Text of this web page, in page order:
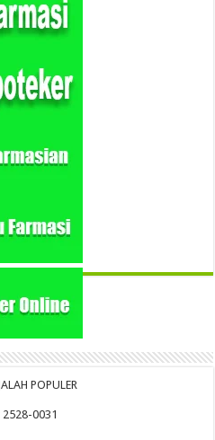
POPULER
2528-0031